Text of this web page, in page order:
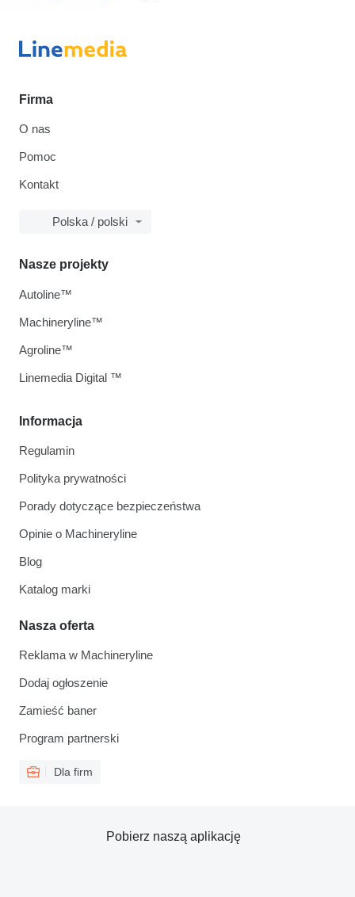
Firma
O nas
Pomoc
Kontakt
Polska / polski
Informacja
Regulamin
Polityka prywatności
Porady dotyczące bezpieczeństwa
Opinie o Machineryline
Blog
Katalog marki
Nasza oferta
Reklama w Machineryline
Dodaj ogłoszenie
Zamieść baner
Program partnerski
Dla firm
Nasze projekty
Autoline™
Machineryline™
Agroline™
Linemedia Digital ™
Pobierz naszą aplikację